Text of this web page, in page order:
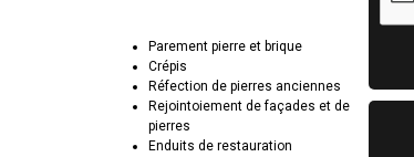
Parement pierre et brique
Crépis
Réfection de pierres anciennes
Rejointoiement de façades et de
pierres
Enduits de restauration